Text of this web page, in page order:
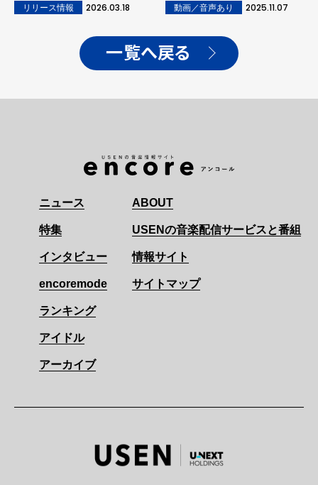
リリース情報 2026.03.18 動画／音声あり 2025.11.07
一覧へ戻る
ニュース
特集
インタビュー
encoremode
ランキング
アイドル
アーカイブ
ABOUT
USENの音楽配信サービスと番組
情報サイト
サイトマップ